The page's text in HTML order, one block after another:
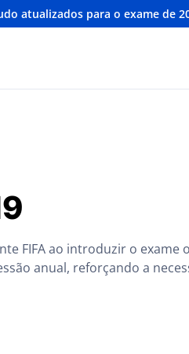
atualizados para o exame de
FIFA ao introduzir o
anual, reforçando a